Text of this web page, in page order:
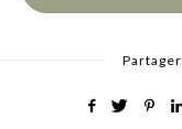
Partager